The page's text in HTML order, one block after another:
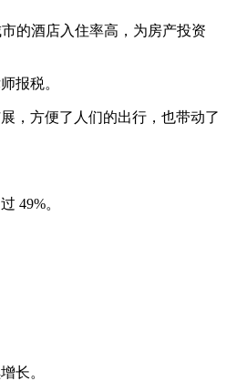
的酒店入住率高，为房产投资
报税。
，方便了人们的出行，也带动了
49%。
长。